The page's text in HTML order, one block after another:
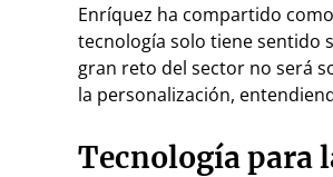
Enríquez ha compartido
tecnología solo tiene sentido
gran reto del sector no será
la personalización,
Tecnología para